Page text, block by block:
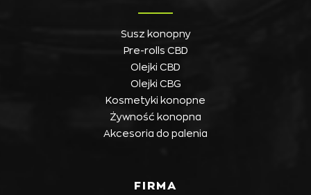
Susz konopny
Pre-rolls CBD
Olejki CBD
Olejki CBG
Kosmetyki konopne
Żywność konopna
Akcesoria do palenia
FIRMA